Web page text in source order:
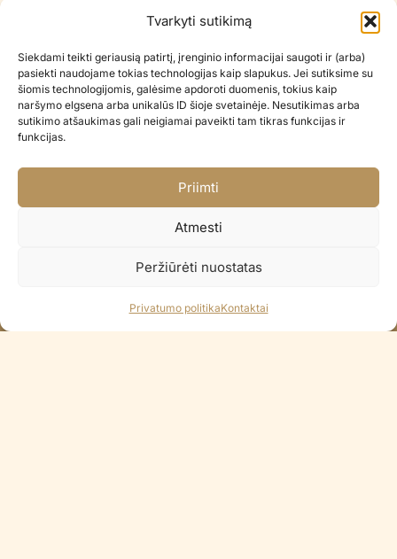
Tvarkyti sutikimą
Siekdami teikti geriausią patirtį, įrenginio informacijai saugoti ir (arba)
pasiekti naudojame tokias technologijas kaip slapukus. Jei sutiksime su
šiomis technologijomis, galėsime apdoroti duomenis, tokius kaip
naršymo elgsena arba unikalūs ID šioje svetainėje. Nesutikimas arba
sutikimo atšaukimas gali neigiamai paveikti tam tikras funkcijas ir
funkcijas.
Priimti
Atmesti
Peržiūrėti nuostatas
Privatumo politikaKontaktai
Popieriniai puodeliai DRAGON
MONSTER
€3.90
Į KREPŠELĮ
Popierinės lėkštutės DRAGON
MONSTER
€3.90
Į KREPŠELĮ
Greitas pristatymas visoje Lietuvoje
Paprastas pinigų grąžinimas
14 dienų pinigų grąžinimo garantija
100% Saugus atsiskaitymas